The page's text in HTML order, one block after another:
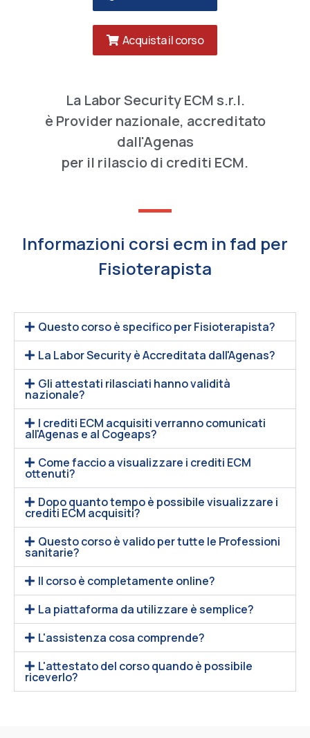
Acquista il corso
La Labor Security ECM s.r.l.
è Provider nazionale, accreditato
dall'Agenas
per il rilascio di crediti ECM.
Informazioni corsi ecm in fad per
Fisioterapista
Questo corso è specifico per Fisioterapista?
La Labor Security è Accreditata dall'Agenas?
Gli attestati rilasciati hanno validità
nazionale?
I crediti ECM acquisiti verranno comunicati
all'Agenas e al Cogeaps?
Come faccio a visualizzare i crediti ECM
ottenuti?
Dopo quanto tempo è possibile visualizzare i
crediti ECM acquisiti?
Questo corso è valido per tutte le Professioni
sanitarie?
Il corso è completamente online?
La piattaforma da utilizzare è semplice?
L'assistenza cosa comprende?
L'attestato del corso quando è possibile
riceverlo?